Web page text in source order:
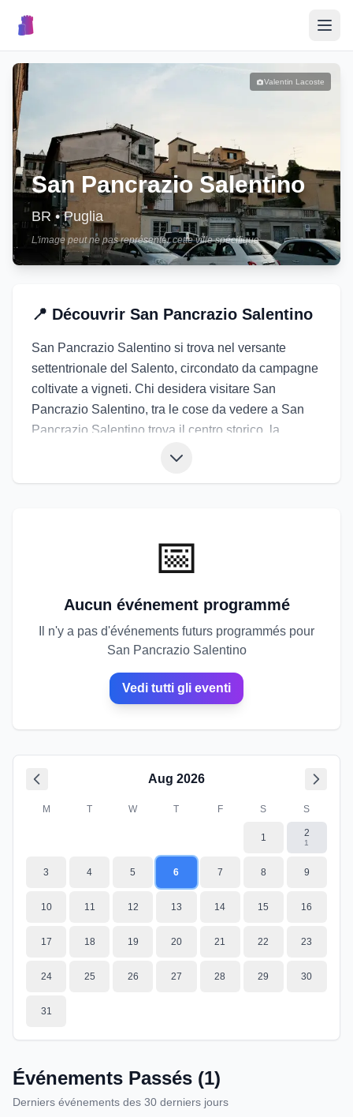
🎉
Villages
📝Publier un Événement
🇮🇹
San Pancrazio Salentino
BR •Puglia
L'image peut ne pas représenter cette ville spécifique
Valentin Lacoste
📍 Découvrir San Pancrazio Salentino
San Pancrazio Salentino si trova nel versante
settentrionale del Salento, circondato da campagne
coltivate a vigneti. Chi desidera visitare San
Pancrazio Salentino, tra le cose da vedere a San
Pancrazio Salentino trova il centro storico, la
vino e manifestazioni culturali. Gli eventi a San
Pancrazio Salentino permettono di scoprire un
agricola.
📅
Aucun événement programmé
Il n'y a pas d'événements futurs programmés pour
San Pancrazio Salentino
Vedi tutti gli eventi
Aug 2026
M T W T F S S
1 2
1
3 4 5 6 7 8 9
10 11 12 13 14 15 16
17 18 19 20 21 22 23
24 25 26 27 28 29 30
31
Événements Passés (1)
Derniers événements des 30 derniers jours